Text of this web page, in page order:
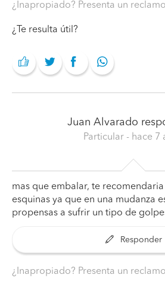
¿Inapropiado? Presenta un reclamo
¿Te resulta útil?
Juan Alvarado
Particular - hace 7
mas que embalar, te
esquinas ya que en una mudanza
propensas a sufrir un tipo de
Responder
¿Inapropiado? Presenta un reclamo